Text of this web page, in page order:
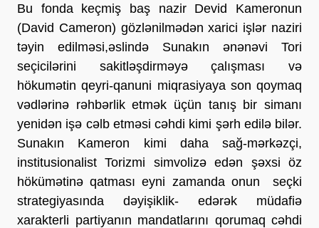
Bu fonda keçmiş baş nazir Devid Kameronun
(David Cameron) gözlənilmədən xarici işlər naziri
təyin edilməsi,əslində Sunakın ənənəvi Tori
seçicilərini sakitləşdirməyə çalışması və
hökumətin qeyri-qanuni miqrasiyaya son qoymaq
vədlərinə rəhbərlik etmək üçün tanış bir simanı
yenidən işə cəlb etməsi cəhdi kimi şərh edilə bilər.
Sunakın Kameron kimi daha sağ-mərkəzçi,
institusionalist Torizmi simvolizə edən şəxsi öz
hökümətinə qatması eyni zamanda onun seçki
strategiyasında dəyişiklik- edərək müdafiə
xarakterli partiyanın mandatlarını qorumaq cəhdi